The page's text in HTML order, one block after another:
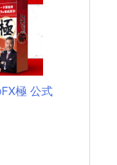
極 公式